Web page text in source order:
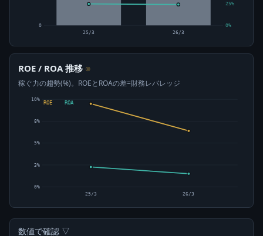
0 0%
25%
25/3 26/3
ROE / ROA 推移 ⊙
稼ぐ力の趨勢(%)。ROEとROAの差=財務レバレッジ
0%
3%
5%
8%
10%
ROE ROA
25/3 26/3
数値で確認 ▽